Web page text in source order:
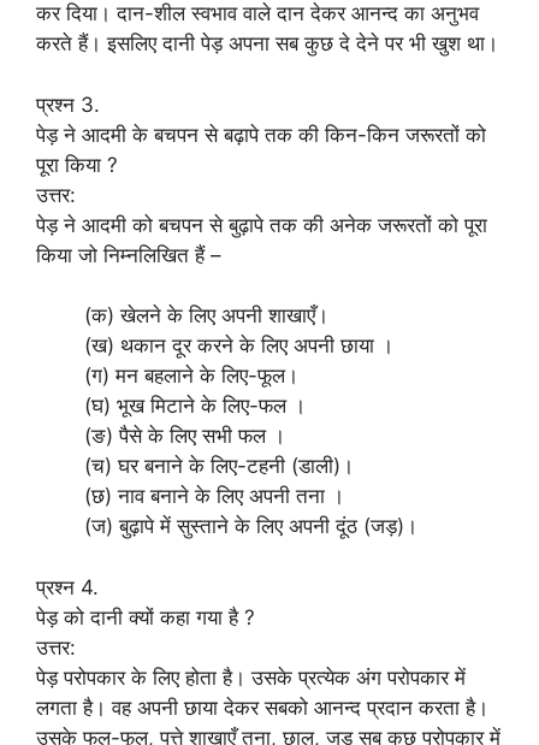
कर दिया। दान-शील स्वभाव वाले दान देकर आनन्द का अनुभव
करते हैं। इसलिए दानी पेड़ अपना सब कुछ दे देने पर भी खुश था।
प्रश्न 3.
पेड़ ने आदमी के बचपन से बढ़ापे तक की किन-किन जरूरतों को
पूरा किया ?
उत्तर:
पेड़ ने आदमी को बचपन से बुढ़ापे तक की अनेक जरूरतों को पूरा
किया जो निम्नलिखित हैं –
(क) खेलने के लिए अपनी शाखाएँ।
(ख) थकान दूर करने के लिए अपनी छाया ।
(ग) मन बहलाने के लिए-फूल।
(घ) भूख मिटाने के लिए-फल ।
(ङ) पैसे के लिए सभी फल ।
(च) घर बनाने के लिए-टहनी (डाली)।
(छ) नाव बनाने के लिए अपनी तना ।
(ज) बुढ़ापे में सुस्ताने के लिए अपनी दूंठ (जड़)।
प्रश्न 4.
पेड़ को दानी क्यों कहा गया है ?
उत्तर:
पेड़ परोपकार के लिए होता है। उसके प्रत्येक अंग परोपकार में
लगता है। वह अपनी छाया देकर सबको आनन्द प्रदान करता है।
उसके फल-फूल, पत्ते शाखाएँ तना, छाल, जड़ सब कुछ परोपकार में